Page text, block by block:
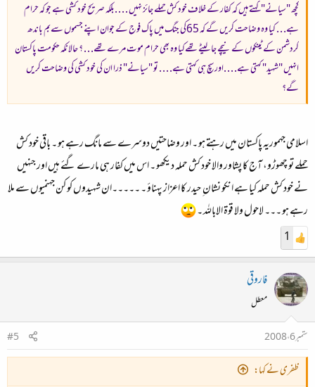
کچھ "سیانے" کہتے ہیں کہ کفار کے خلاف خود کش حملے جائز نہیں . . . .بلکہ صریح خود کشی ہے جو کہ حرام
ہے. . . کیا وہ وضاحت کریں گے کہ 65کی جنگ میں پاک فوج کے جوان اپنے جسموں سےبم باندھ
کردشمن کے ٹینکوں کے نیچے جا لیٹے تھےکیا وہ بھی حرام موت مرے تھے. . . ؟ حالانکہ حکومت پاکستان
انہیں "شہید" کہتی ہے. . . .اور سچ ہی کہتی ہے. . . . تو "سیانے" ذرا ان کی خود کشی کی وضاحت کریں
گے؟
اسلامی جہموریہ پاکستان میں رہتے ہو ۔ اور وضاحتیں دوسرے سے مانگ رہے ہو ۔ باقی خود کش
حملے تو چھوڑو، آج کا پشاور والا خود کش حملہ دیکھو ۔ اس میں کفار ہی مارے گئے ہیں اور جنہیں
نے خود کش حملہ کیا ہے انکو نشان ِ حیدر کا اعزاز پہناؤ ۔ ۔۔۔۔۔ان شہیدوں کو کن جہنمیوں سے ملا
رہے ہو ۔۔۔ لاحول ولا قوۃ الاباللہ ۔
1
فاروقی
معطل
ستمبر 6، 2008
#5
ظفری نے کہا: